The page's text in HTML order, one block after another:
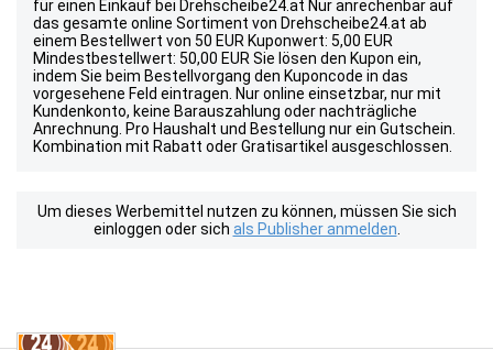
für einen Einkauf bei Drehscheibe24.at Nur anrechenbar auf
das gesamte online Sortiment von Drehscheibe24.at ab
einem Bestellwert von 50 EUR Kuponwert: 5,00 EUR
Mindestbestellwert: 50,00 EUR Sie lösen den Kupon ein,
indem Sie beim Bestellvorgang den Kuponcode in das
vorgesehene Feld eintragen. Nur online einsetzbar, nur mit
Kundenkonto, keine Barauszahlung oder nachträgliche
Anrechnung. Pro Haushalt und Bestellung nur ein Gutschein.
Kombination mit Rabatt oder Gratisartikel ausgeschlossen.
Um dieses Werbemittel nutzen zu können, müssen Sie sich
einloggen oder sich als Publisher anmelden